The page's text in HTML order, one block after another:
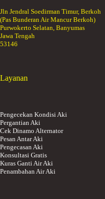
Jln Jendral Soedirman Timur, Berkoh
(Pas Bunderan Air Mancur Berkoh)
Purwokerto Selatan, Banyumas
Jawa Tengah
53146
Layanan
Pengecekan Kondisi Aki
Pergantian Aki
Cek Dinamo Alternator
Pesan Antar Aki
Pengecasan Aki
Konsultasi Gratis
Kuras Ganti Air Aki
Penambahan Air Aki